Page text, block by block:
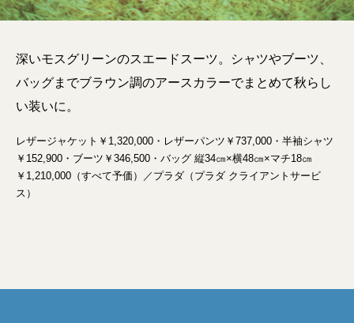
深いモスグリーンのスエードスーツ。シャツやブーツ、
バッグまでブラウン調のアースカラーでまとめて秋らし
い装いに。
レザージャケット￥1,320,000・レザーパンツ￥737,000・半袖シャツ
￥152,900・ブーツ￥346,500・バッグ 縦34㎝×横48㎝×マチ18㎝
￥1,210,000（すべて予価）／プラダ（プラダ クライアントサービ
ス）